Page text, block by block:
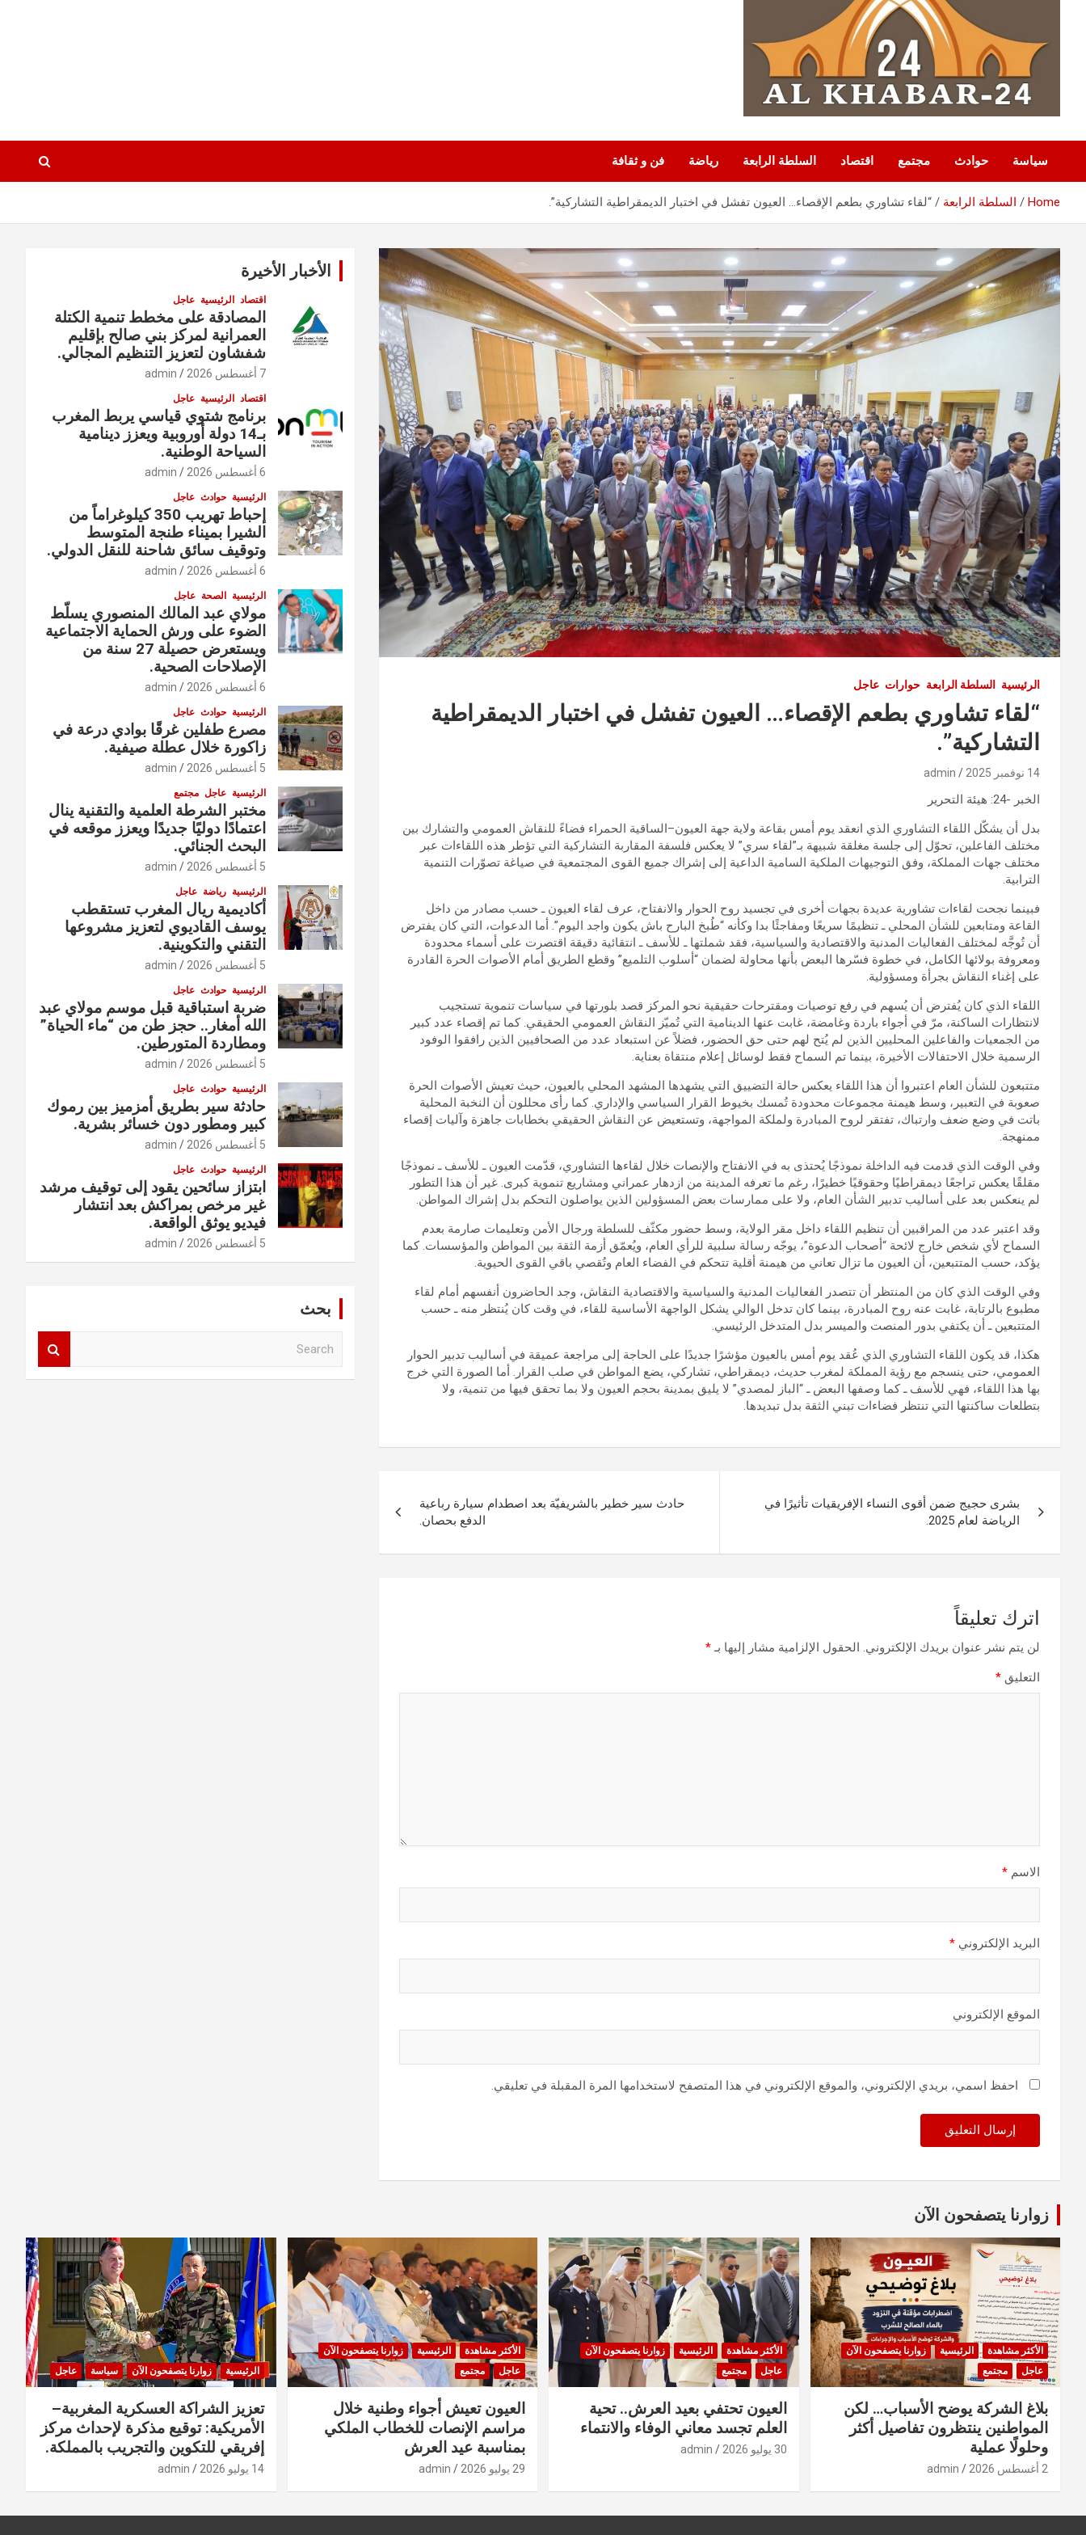
سياسة حوادث مجتمع اقتصاد السلطة الرابعة رياضة فن و ثقافة
Home السلطة الرابعة “لقاء تشاوري بطعم الإقصاء… العيون تفشل في اختبار الديمقراطية التشاركية”.
الرئيسية السلطة الرابعة حوارات عاجل
“لقاء تشاوري بطعم الإقصاء… العيون تفشل في اختبار الديمقراطية
التشاركية”.
14 نوفمبر 2025 admin
الخبر -24: هيئة التحرير
بدل أن يشكّل اللقاء التشاوري الذي انعقد يوم أمس بقاعة ولاية جهة العيون–الساقية الحمراء فضاءً للنقاش العمومي والتشارك بين
مختلف الفاعلين، تحوّل إلى جلسة مغلقة شبيهة بـ”لقاء سري” لا يعكس فلسفة المقاربة التشاركية التي تؤطر هذه اللقاءات عبر
مختلف جهات المملكة، وفق التوجيهات الملكية السامية الداعية إلى إشراك جميع القوى المجتمعية في صياغة تصوّرات التنمية
الترابية.
فبينما نجحت لقاءات تشاورية عديدة بجهات أخرى في تجسيد روح الحوار والانفتاح، عرف لقاء العيون ـ حسب مصادر من داخل
القاعة ومتابعين للشأن المحلي ـ تنظيمًا سريعًا ومفاجئًا بدا وكأنه “طُبخ البارح باش يكون واجد اليوم”. أما الدعوات، التي كان يفترض
أن تُوجَّه لمختلف الفعاليات المدنية والاقتصادية والسياسية، فقد شملتها ـ للأسف ـ انتقائية دقيقة اقتصرت على أسماء محدودة
ومعروفة بولائها الكامل، في خطوة فسّرها البعض بأنها محاولة لضمان “أسلوب التلميع” وقطع الطريق أمام الأصوات الحرة القادرة
على إغناء النقاش بجرأة ومسؤولية.
اللقاء الذي كان يُفترض أن يُسهم في رفع توصيات ومقترحات حقيقية نحو المركز قصد بلورتها في سياسات تنموية تستجيب
لانتظارات الساكنة، مرّ في أجواء باردة وغامضة، غابت عنها الدينامية التي تُميّز النقاش العمومي الحقيقي. كما تم إقصاء عدد كبير
من الجمعيات والفاعلين المحليين الذين لم يُتح لهم حتى حق الحضور، فضلاً عن استبعاد عدد من الصحافيين الذين رافقوا الوفود
الرسمية خلال الاحتفالات الأخيرة، بينما تم السماح فقط لوسائل إعلام منتقاة بعناية.
متتبعون للشأن العام اعتبروا أن هذا اللقاء يعكس حالة التضييق التي يشهدها المشهد المحلي بالعيون، حيث تعيش الأصوات الحرة
صعوبة في التعبير، وسط هيمنة مجموعات محدودة تُمسك بخيوط القرار السياسي والإداري. كما رأى محللون أن النخبة المحلية
باتت في وضع ضعف وارتباك، تفتقر لروح المبادرة ولملكة المواجهة، وتستعيض عن النقاش الحقيقي بخطابات جاهزة وآليات إقصاء
ممنهجة.
وفي الوقت الذي قدمت فيه الداخلة نموذجًا يُحتذى به في الانفتاح والإنصات خلال لقاءها التشاوري، قدّمت العيون ـ للأسف ـ نموذجًا
مقلقًا يعكس تراجعًا ديمقراطيًا وحقوقيًا خطيرًا، رغم ما تعرفه المدينة من ازدهار عمراني ومشاريع تنموية كبرى. غير أن هذا التطور
لم ينعكس بعد على أساليب تدبير الشأن العام، ولا على ممارسات بعض المسؤولين الذين يواصلون التحكم بدل إشراك المواطن.
وقد اعتبر عدد من المراقبين أن تنظيم اللقاء داخل مقر الولاية، وسط حضور مكثّف للسلطة ورجال الأمن وتعليمات صارمة بعدم
السماح لأي شخص خارج لائحة “أصحاب الدعوة”، يوجّه رسالة سلبية للرأي العام، ويُعمّق أزمة الثقة بين المواطن والمؤسسات. كما
يؤكد، حسب المتتبعين، أن العيون ما تزال تعاني من هيمنة أقلية تتحكم في الفضاء العام وتُقصي باقي القوى الحيوية.
وفي الوقت الذي كان من المنتظر أن تتصدر الفعاليات المدنية والسياسية والاقتصادية النقاش، وجد الحاضرون أنفسهم أمام لقاء
مطبوع بالرتابة، غابت عنه روح المبادرة، بينما كان تدخل الوالي يشكل الواجهة الأساسية للقاء، في وقت كان يُنتظر منه ـ حسب
المتتبعين ـ أن يكتفي بدور المنصت والميسر بدل المتدخل الرئيسي.
هكذا، قد يكون اللقاء التشاوري الذي عُقد يوم أمس بالعيون مؤشرًا جديدًا على الحاجة إلى مراجعة عميقة في أساليب تدبير الحوار
العمومي، حتى ينسجم مع رؤية المملكة لمغرب حديث، ديمقراطي، تشاركي، يضع المواطن في صلب القرار. أما الصورة التي خرج
بها هذا اللقاء، فهي للأسف ـ كما وصفها البعض ـ “الباز لمصدي” لا يليق بمدينة بحجم العيون ولا بما تحقق فيها من تنمية، ولا
بتطلعات ساكنتها التي تنتظر فضاءات تبني الثقة بدل تبديدها.
المقالات
بشرى حجيج ضمن أقوى النساء الإفريقيات تأثيرًا في
الرياضة لعام 2025.
حادث سير خطير بالشريفيّة بعد اصطدام سيارة رباعية
الدفع بحصان.
اترك تعليقاً
لن يتم نشر عنوان بريدك الإلكتروني. الحقول الإلزامية مشار إليها بـ *
التعليق *
الاسم *
البريد الإلكتروني *
الموقع الإلكتروني
احفظ اسمي، بريدي الإلكتروني، والموقع الإلكتروني في هذا المتصفح لاستخدامها المرة المقبلة في تعليقي.
الأخبار الأخيرة
اقتصاد الرئيسية عاجل
المصادقة على مخطط تنمية الكتلة
العمرانية لمركز بني صالح بإقليم
شفشاون لتعزيز التنظيم المجالي.
7 أغسطس 2026 admin
اقتصاد الرئيسية عاجل
برنامج شتوي قياسي يربط المغرب
بـ14 دولة أوروبية ويعزز دينامية
السياحة الوطنية.
6 أغسطس 2026 admin
الرئيسية حوادث عاجل
إحباط تهريب 350 كيلوغراماً من
الشيرا بميناء طنجة المتوسط
وتوقيف سائق شاحنة للنقل الدولي.
6 أغسطس 2026 admin
الرئيسية الصحة عاجل
مولاي عبد المالك المنصوري يسلّط
الضوء على ورش الحماية الاجتماعية
ويستعرض حصيلة 27 سنة من
الإصلاحات الصحية.
6 أغسطس 2026 admin
الرئيسية حوادث عاجل
مصرع طفلين غرقًا بوادي درعة في
زاكورة خلال عطلة صيفية.
5 أغسطس 2026 admin
الرئيسية عاجل مجتمع
مختبر الشرطة العلمية والتقنية ينال
اعتمادًا دوليًا جديدًا ويعزز موقعه في
البحث الجنائي.
5 أغسطس 2026 admin
الرئيسية رياضة عاجل
أكاديمية ريال المغرب تستقطب
يوسف القاديوي لتعزيز مشروعها
التقني والتكوينية.
5 أغسطس 2026 admin
الرئيسية حوادث عاجل
ضربة استباقية قبل موسم مولاي عبد
الله أمغار.. حجز طن من “ماء الحياة”
ومطاردة المتورطين.
5 أغسطس 2026 admin
الرئيسية حوادث عاجل
حادثة سير بطريق أمزميز بين رموك
كبير ومطور دون خسائر بشرية.
5 أغسطس 2026 admin
الرئيسية حوادث عاجل
ابتزاز سائحين يقود إلى توقيف مرشد
غير مرخص بمراكش بعد انتشار
فيديو يوثق الواقعة.
5 أغسطس 2026 admin
بحث
زوارنا يتصفحون الآن
الأكثر مشاهدة الرئيسية
زوارنا يتصفحون الآن
عاجل
مجتمع
بلاغ الشركة يوضح الأسباب… لكن
المواطنين ينتظرون تفاصيل أكثر
وحلولًا عملية
2 أغسطس 2026 admin
الأكثر مشاهدة الرئيسية
زوارنا يتصفحون الآن
عاجل
مجتمع
العيون تحتفي بعيد العرش.. تحية
العلم تجسد معاني الوفاء والانتماء
30 يوليو 2026 admin
الأكثر مشاهدة الرئيسية
زوارنا يتصفحون الآن
عاجل
مجتمع
العيون تعيش أجواء وطنية خلال
مراسم الإنصات للخطاب الملكي
بمناسبة عيد العرش
29 يوليو 2026 admin
الرئيسية زوارنا يتصفحون الآن سياسة عاجل
تعزيز الشراكة العسكرية المغربية–
الأمريكية: توقيع مذكرة لإحداث مركز
إفريقي للتكوين والتجريب بالمملكة.
14 يوليو 2026 admin